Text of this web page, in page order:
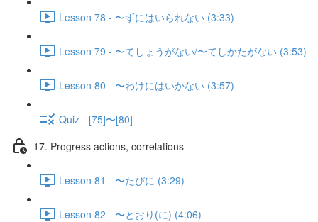
Lesson 78 - 〜ずにはいられない (3:33)
Lesson 79 - 〜てしょうがない/〜てしかたがない (3:53)
Lesson 80 - 〜わけにはいかない (3:57)
Quiz - [75]〜[80]
17. Progress actions, correlations
Lesson 81 - 〜たびに (3:29)
Lesson 82 - 〜とおり(に) (4:06)